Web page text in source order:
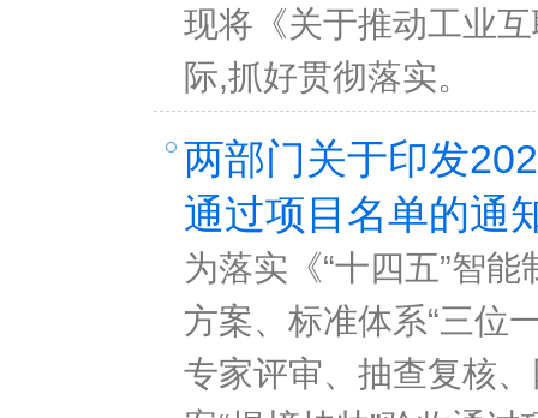
现将《关于推动工业
际,抓好贯彻落实。
两部门关于印发
通过项目名单的通
为落实《“十四五”智
方案、标准体系“三位
专家评审、抽查复核